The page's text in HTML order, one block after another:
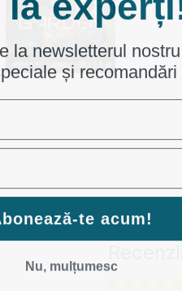
la newsletterul
și recomandări
te acum!
Nu, mulțumesc